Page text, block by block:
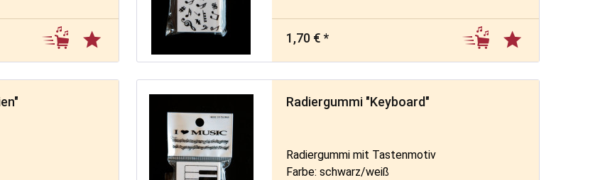
1,70 € *
Radiergummi "Keyboard"
Radiergummi mit Tastenmotiv
Farbe: schwarz/weiß